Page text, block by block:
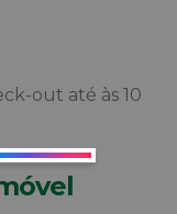
out até às 10